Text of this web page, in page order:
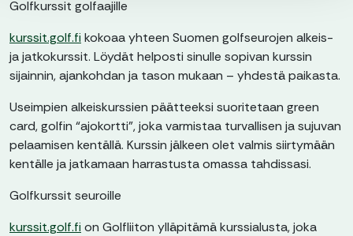
Golfkurssit golfaajille
kurssit.golf.fi kokoaa yhteen Suomen golfseurojen alkeis-
ja jatkokurssit. Löydät helposti sinulle sopivan kurssin
sijainnin, ajankohdan ja tason mukaan – yhdestä paikasta.
Useimpien alkeiskurssien päätteeksi suoritetaan green
card, golfin “ajokortti”, joka varmistaa turvallisen ja sujuvan
pelaamisen kentällä. Kurssin jälkeen olet valmis siirtymään
kentälle ja jatkamaan harrastusta omassa tahdissasi.
Golfkurssit seuroille
kurssit.golf.fi on Golfliiton ylläpitämä kurssialusta, joka